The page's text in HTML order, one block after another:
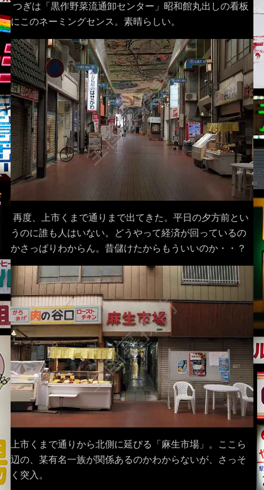
つぎは「黒作野菜流通卸センター」昭和館丸出しの看板
にこのネーミングセンス。素晴らしい。
再度、上市くまで通りまで出てきた。平日の夕方前とい
うのに誰も人はいない。どうやって経済が回っているの
かさっぱりわからん。昔儲けたからもういいのか・・？
上市くまで通りから北側に延びる「麻生市場」。ここら
辺の、某有名一族が関係あるのかわからないが、さっそ
く突入。